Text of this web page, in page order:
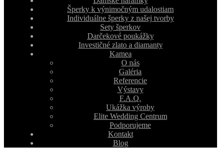
Šperky k výnimočným udalostiam
Individuálne šperky z našej tvorby
Sety šperkov
Darčekové poukážky
Investičné zlato a diamanty
Kamea
O nás
Galéria
Referencie
Výstavy
F.A.Q.
Ukážka výroby
Elite Wedding Centrum
Podporujeme
Kontakt
Blog